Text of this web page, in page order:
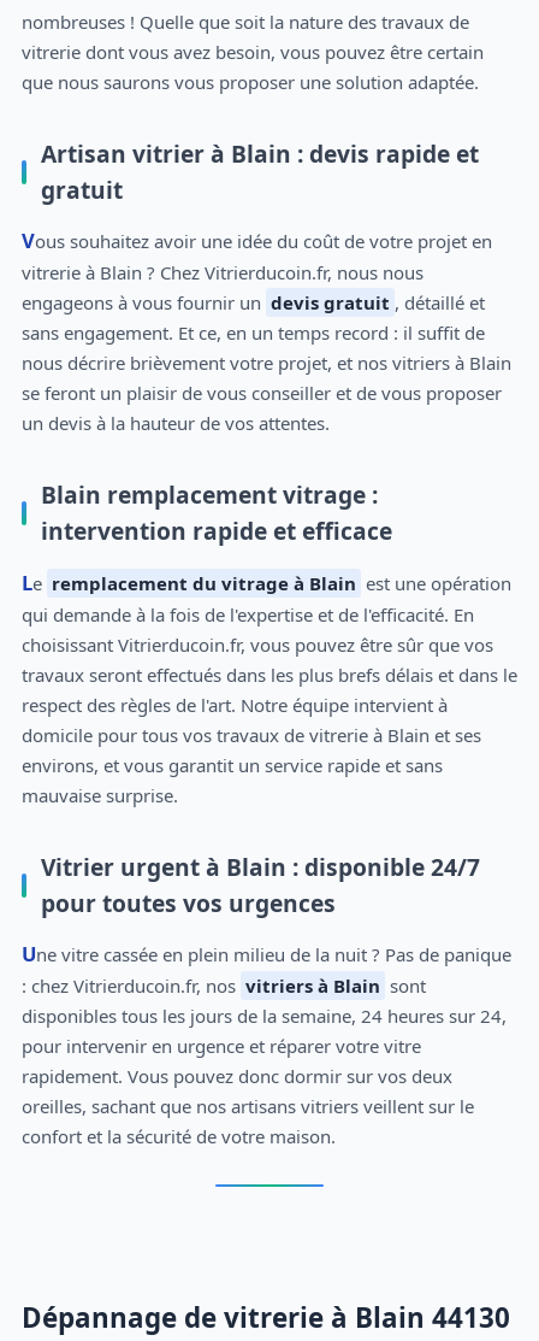
nombreuses ! Quelle que soit la nature des travaux de
vitrerie dont vous avez besoin, vous pouvez être certain
que nous saurons vous proposer une solution adaptée.
Artisan vitrier à Blain : devis rapide et
gratuit
Vous souhaitez avoir une idée du coût de votre projet en
vitrerie à Blain ? Chez Vitrierducoin.fr, nous nous
engageons à vous fournir un devis gratuit , détaillé et
sans engagement. Et ce, en un temps record : il suffit de
nous décrire brièvement votre projet, et nos vitriers à Blain
se feront un plaisir de vous conseiller et de vous proposer
un devis à la hauteur de vos attentes.
Blain remplacement vitrage :
intervention rapide et efficace
Le remplacement du vitrage à Blain est une opération
qui demande à la fois de l'expertise et de l'efficacité. En
choisissant Vitrierducoin.fr, vous pouvez être sûr que vos
travaux seront effectués dans les plus brefs délais et dans le
respect des règles de l'art. Notre équipe intervient à
domicile pour tous vos travaux de vitrerie à Blain et ses
environs, et vous garantit un service rapide et sans
mauvaise surprise.
Vitrier urgent à Blain : disponible 24/7
pour toutes vos urgences
Une vitre cassée en plein milieu de la nuit ? Pas de panique
: chez Vitrierducoin.fr, nos vitriers à Blain sont
disponibles tous les jours de la semaine, 24 heures sur 24,
pour intervenir en urgence et réparer votre vitre
rapidement. Vous pouvez donc dormir sur vos deux
oreilles, sachant que nos artisans vitriers veillent sur le
confort et la sécurité de votre maison.
Dépannage de vitrerie à Blain 44130